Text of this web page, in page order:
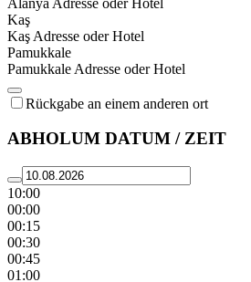
Kaş
Kaş Adresse oder Hotel
Pamukkale
Pamukkale Adresse oder Hotel
Rückgabe an einem anderen ort
ABHOLUM DATUM / ZEIT
10:00
00:00
00:15
00:30
00:45
01:00